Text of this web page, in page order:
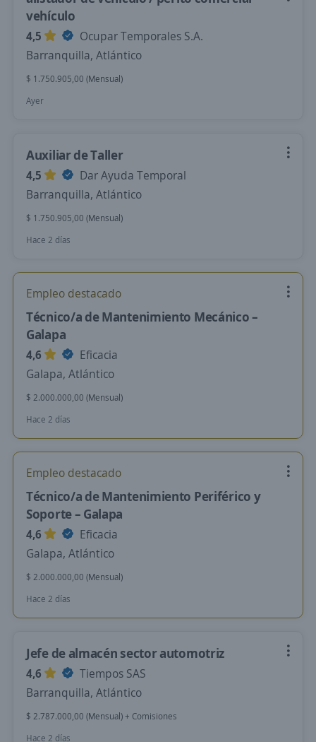
vehículo
4,5
Ocupar Temporales S.A.
Barranquilla, Atlántico
$ 1.750.905,00 (Mensual)
Ayer
Auxiliar de Taller
4,5
Dar Ayuda Temporal
Barranquilla, Atlántico
$ 1.750.905,00 (Mensual)
Hace 2 días
Empleo destacado
Técnico/a de Mantenimiento Mecánico –
Galapa
4,6
Eficacia
Galapa, Atlántico
$ 2.000.000,00 (Mensual)
Hace 2 días
Empleo destacado
Técnico/a de Mantenimiento Periférico y
Soporte – Galapa
4,6
Eficacia
Galapa, Atlántico
$ 2.000.000,00 (Mensual)
Hace 2 días
Jefe de almacén sector automotriz
4,6
Tiempos SAS
Barranquilla, Atlántico
$ 2.787.000,00 (Mensual) + Comisiones
Hace 2 días